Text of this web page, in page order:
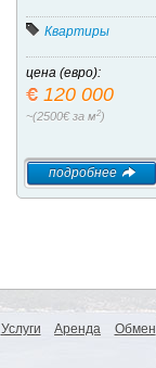
Квартиры
цена (евро):
120 000
~(2500€ за м2)
подробнее
Услуги Аренда Обмен